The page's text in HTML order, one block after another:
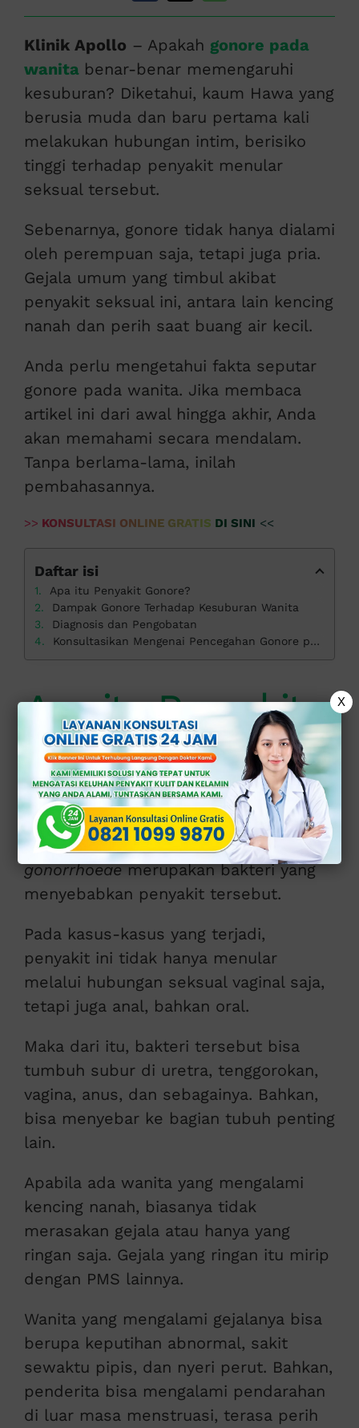
Klinik Apollo – Apakah gonore pada
wanita benar-benar memengaruhi
kesuburan? Diketahui, kaum Hawa yang
berusia muda dan baru pertama kali
melakukan hubungan intim, berisiko
tinggi terhadap penyakit menular
seksual tersebut.
Sebenarnya, gonore tidak hanya dialami
oleh perempuan saja, tetapi juga pria.
Gejala umum yang timbul akibat
penyakit seksual ini, antara lain kencing
nanah dan perih saat buang air kecil.
Anda perlu mengetahui fakta seputar
gonore pada wanita. Jika membaca
artikel ini dari awal hingga akhir, Anda
akan memahami secara mendalam.
Tanpa berlama-lama, inilah
pembahasannya.
>> KONSULTASI ONLINE GRATIS DI SINI <<
Daftar isi
Apa itu Penyakit Gonore?
Dampak Gonore Terhadap Kesuburan Wanita
Diagnosis dan Pengobatan
Konsultasikan Mengenai Pencegahan Gonore pada Wanita di Klinik Apollo
Apa itu Penyakit
Gonore?
Gonore adalah penyakit menular
seksual (PMS) yang berdampak buruk
bagi kesehatan manusia.Neisseria
gonorrhoeaemerupakan bakteri yang
menyebabkan penyakit tersebut.
Pada kasus-kasus yang terjadi,
penyakit ini tidak hanya menular
melalui hubungan seksual vaginal saja,
tetapi juga anal, bahkan oral.
Maka dari itu, bakteri tersebut bisa
tumbuh subur di uretra, tenggorokan,
vagina, anus, dan sebagainya. Bahkan,
bisa menyebar ke bagian tubuh penting
lain.
Apabila ada wanita yang mengalami
kencing nanah, biasanya tidak
merasakan gejala atau hanya yang
ringan saja. Gejala yang ringan itu mirip
dengan PMS lainnya.
Wanita yang mengalami gejalanya bisa
berupa keputihan abnormal, sakit
sewaktu pipis, dan nyeri perut. Bahkan,
penderita bisa mengalami pendarahan
di luar masa menstruasi, terasa perih
X